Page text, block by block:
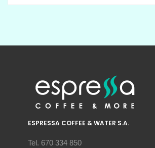
ESPRESSA COFFEE & WATER S.A.
Tel. 670 334 850